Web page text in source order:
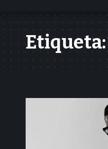
Etiqueta: